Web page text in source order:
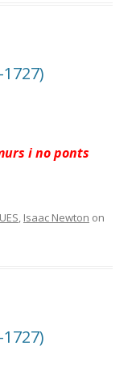
1727)
i no ponts
, Isaac Newton on
1727)